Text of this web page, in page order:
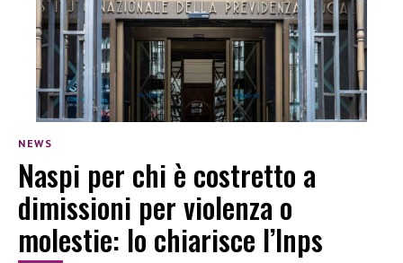
NEWS
Naspi per chi è costretto a
dimissioni per violenza o
molestie: lo chiarisce l’Inps